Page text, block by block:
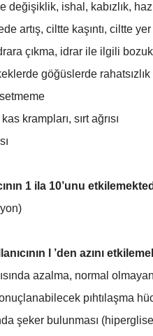
değişiklik, ishal, kabızlık,
artış, ciltte kaşıntı, ciltte
çıkma, idrar ile ilgili
göğüslerde
krampları, sırt ağrısı
1 ila 10’unu
l ’den azını
azalma, normal
pıhtılaşma
şeker bulunması